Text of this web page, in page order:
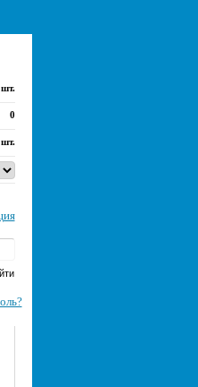
шт.
0
шт.